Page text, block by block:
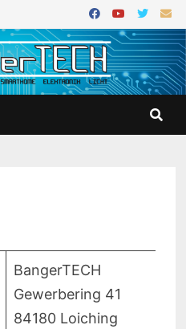
BangerTECH
Gewerbering 41
84180 Loiching